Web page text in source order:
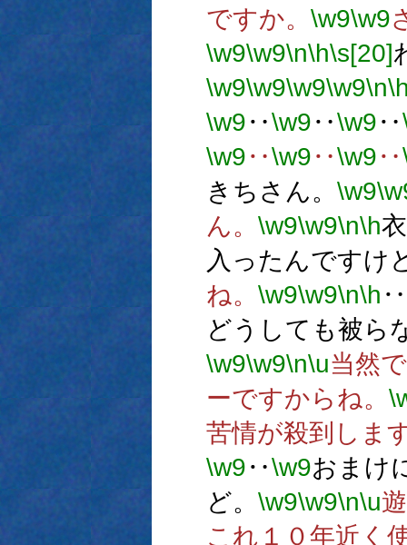
ですか。 \w9\w9
\w9\w9\n\h\s[20]
\w9\w9\w9\w9\n
\w9‥\w9‥\w9‥
\w9‥\w9‥\w9‥
きちさん。 \w9
ん。 \w9\w9\n\h
入ったんですけ
ね。 \w9\w9\n\h ‥
どうしても被ら
\w9\w9\n\u当然
ーですからね。
苦情が殺到しま
\w9‥\w9おまけ
ど。 \w9\w9\n\u
これ１０年近く